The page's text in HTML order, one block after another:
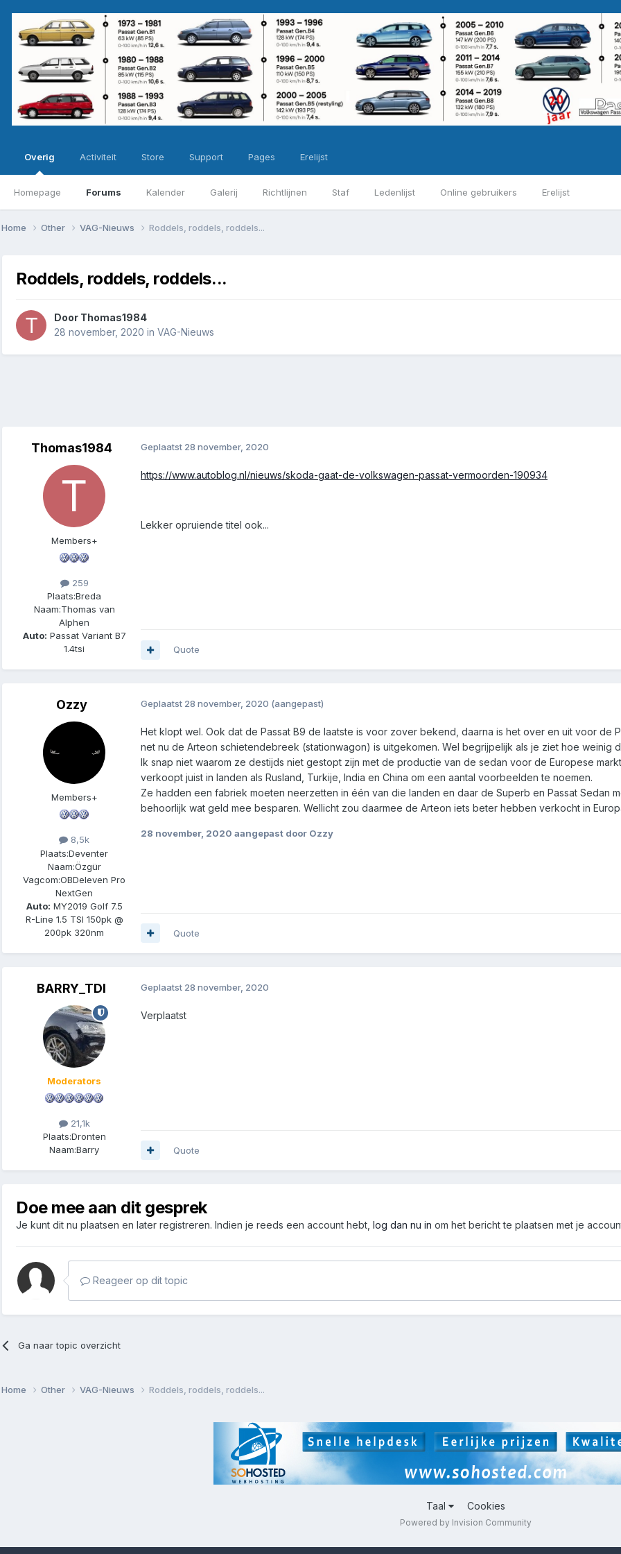
Overig
Homepage Forums Kalender Galerij Richtlijnen Staf Ledenlijst Online gebruikers Erelijst
Activiteit Store Support Pages Erelijst
Home Other VAG-Nieuws Roddels, roddels, roddels...
Roddels, roddels, roddels...
Door Thomas1984
28 november, 2020 in VAG-Nieuws
Thomas1984
Members+
259
Plaats:Breda
Naam:Thomas van
Alphen
Auto: Passat Variant B7
1.4tsi
Geplaatst 28 november, 2020
https://www.autoblog.nl/nieuws/skoda-gaat-de-volkswagen-passat-vermoorden-190934
Lekker opruiende titel ook...
Quote
Ozzy
Members+
8,5k
Plaats:Deventer
Naam:Özgür
Vagcom:OBDeleven Pro
NextGen
Auto: MY2019 Golf 7.5
R-Line 1.5 TSI 150pk @
200pk 320nm
Geplaatst 28 november, 2020 (aangepast)
Het klopt wel. Ook dat de Passat B9 de laatste is voor zover bekend, daarna is het over en uit voor de
net nu de Arteon schietendebreek (stationwagon) is uitgekomen. Wel begrijpelijk als je ziet hoe weinig
Ik snap niet waarom ze destijds niet gestopt zijn met de productie van de sedan voor de Europese
verkoopt juist in landen als Rusland, Turkije, India en China om een aantal voorbeelden te noemen.
Ze hadden een fabriek moeten neerzetten in één van die landen en daar de Superb en Passat
behoorlijk wat geld mee besparen. Wellicht zou daarmee de Arteon iets beter hebben verkocht in
28 november, 2020 aangepast door Ozzy
Quote
BARRY_TDI
Moderators
21,1k
Plaats:Dronten
Naam:Barry
Geplaatst 28 november, 2020
Verplaatst
Quote
Doe mee aan dit gesprek
Je kunt dit nu plaatsen en later registreren. Indien je reeds een account hebt, log dan nu in om het bericht te plaatsen met je
Reageer op dit topic
Ga naar topic overzicht
Home Other VAG-Nieuws Roddels, roddels, roddels...
Taal Cookies
Powered by Invision Community